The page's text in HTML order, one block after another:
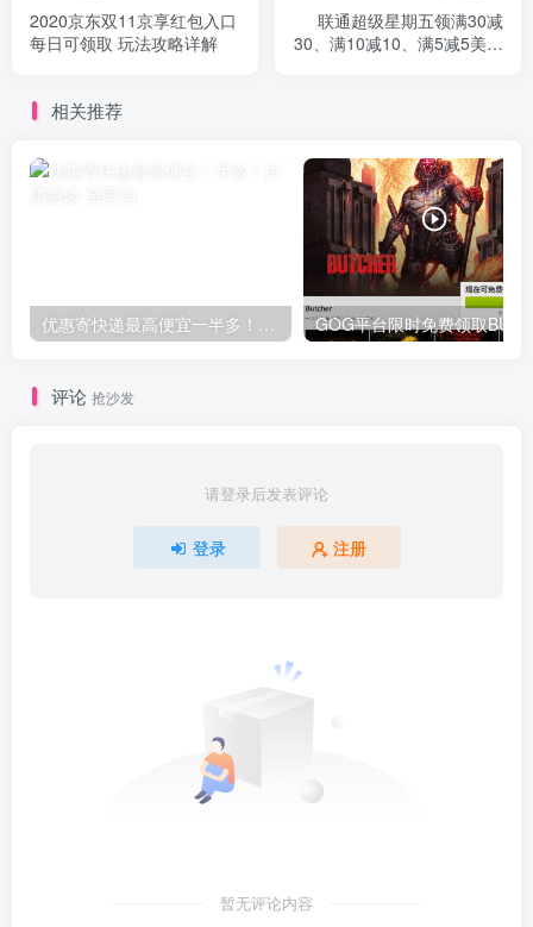
2020京东双11京享红包入口
每日可领取 玩法攻略详解
联通超级星期五领满30减
30、满10减10、满5减5美团
相关推荐
优惠寄快递最高便宜一半多！白鸽惠递
评论 抢沙发
请登录后发表评论
登录 注册
暂无评论内容